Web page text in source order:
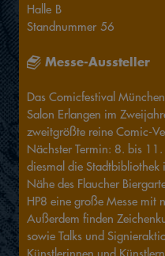
Halle B
Standnummer 56
Messe-Aussteller
Das Comicfestival
Salon Erlangen im
zweitgrößte reine Comic-
Nächster Termin: 8. bis
diesmal die Stadtbibliothek
Nähe des Flaucher
HP8 eine große Messe mit
Außerdem finden
sowie Talks und